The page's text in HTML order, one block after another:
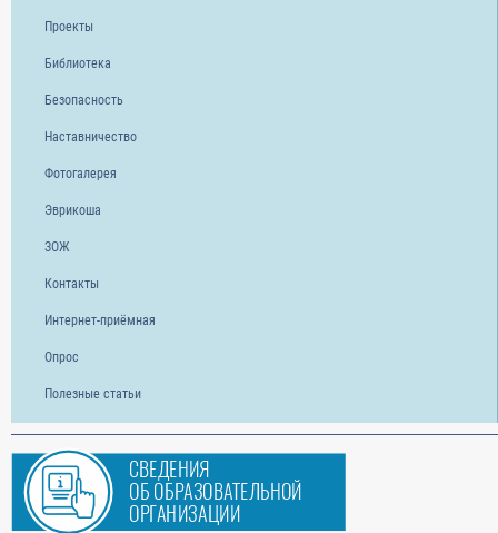
Проекты
Библиотека
Безопасность
Наставничество
Фотогалерея
Эврикоша
ЗОЖ
Контакты
Интернет-приёмная
Опрос
Полезные статьи